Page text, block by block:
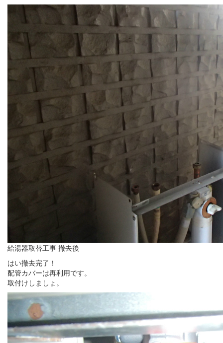
給湯器取替工事 撤去後
はい撤去完了！
配管カバーは再利用です。
取付けしましょ。